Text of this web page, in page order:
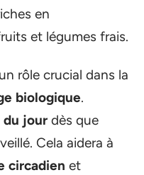
en
et légumes frais.
rôle crucial dans la
biologique.
du jour dès que
Cela aidera à
circadien et